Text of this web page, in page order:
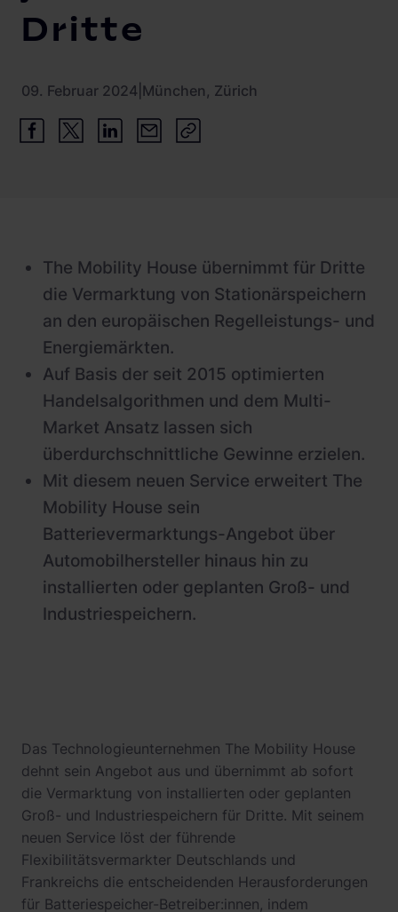
Ladesäulen
PV-fähige Wallboxen
Dienstwagen Wallboxen
Zubehör
B-Ware
Hersteller
Vehicle-to-Grid
Dritte
09. Februar 2024 München, Zürich
The Mobility House übernimmt für Dritte
die Vermarktung von Stationärspeichern
an den europäischen Regelleistungs- und
Energiemärkten.
Auf Basis der seit 2015 optimierten
Handelsalgorithmen und dem Multi-
Market Ansatz lassen sich
überdurchschnittliche Gewinne erzielen.
Mit diesem neuen Service erweitert The
Mobility House sein
Batterievermarktungs-Angebot über
Automobilhersteller hinaus hin zu
installierten oder geplanten Groß- und
Industriespeichern.
Das Technologieunternehmen The Mobility House
dehnt sein Angebot aus und übernimmt ab sofort
die Vermarktung von installierten oder geplanten
Groß- und Industriespeichern für Dritte. Mit seinem
neuen Service löst der führende
Flexibilitätsvermarkter Deutschlands und
Frankreichs die entscheidenden Herausforderungen
für Batteriespeicher-Betreiber:innen, indem